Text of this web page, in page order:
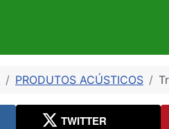
PRODUTOS ACÚSTICOS
TWITTER